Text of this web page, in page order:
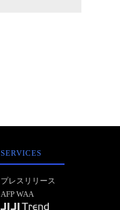
SERVICES
プレスリリース
AFP WAA